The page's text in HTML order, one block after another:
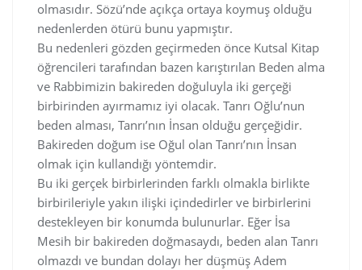
olmasıdır. Sözü’nde açıkça ortaya koymuş olduğu
nedenlerden ötürü bunu yapmıştır.
Bu nedenleri gözden geçirmeden önce Kutsal Kitap
öğrencileri tarafından bazen karıştırılan Beden alma
ve Rabbimizin bakireden doğuluyla iki gerçeği
birbirinden ayırmamız iyi olacak. Tanrı Oğlu’nun
beden alması, Tanrı’nın İnsan olduğu gerçeğidir.
Bakireden doğum ise Oğul olan Tanrı’nın İnsan
olmak için kullandığı yöntemdir.
Bu iki gerçek birbirlerinden farklı olmakla birlikte
birbirileriyle yakın ilişki içindedirler ve birbirlerini
destekleyen bir konumda bulunurlar. Eğer İsa
Mesih bir bakireden doğmasaydı, beden alan Tanrı
olmazdı ve bundan dolayı her düşmüş Adem